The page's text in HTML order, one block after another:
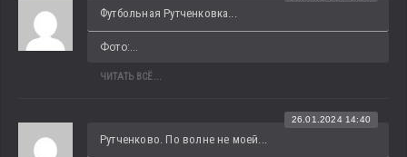
Футбольная Рутченковка...
Фото:...
ЧИТАТЬ ВСЁ...
Рутченково. По волне не моей...
26.01.2024 14:40